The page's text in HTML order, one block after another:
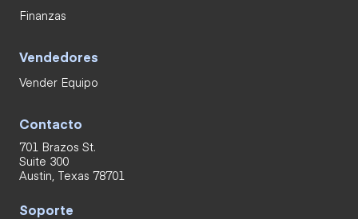
Finanzas
Vendedores
Vender Equipo
Contacto
701 Brazos St.
Suite 300
Austin, Texas 78701
Soporte